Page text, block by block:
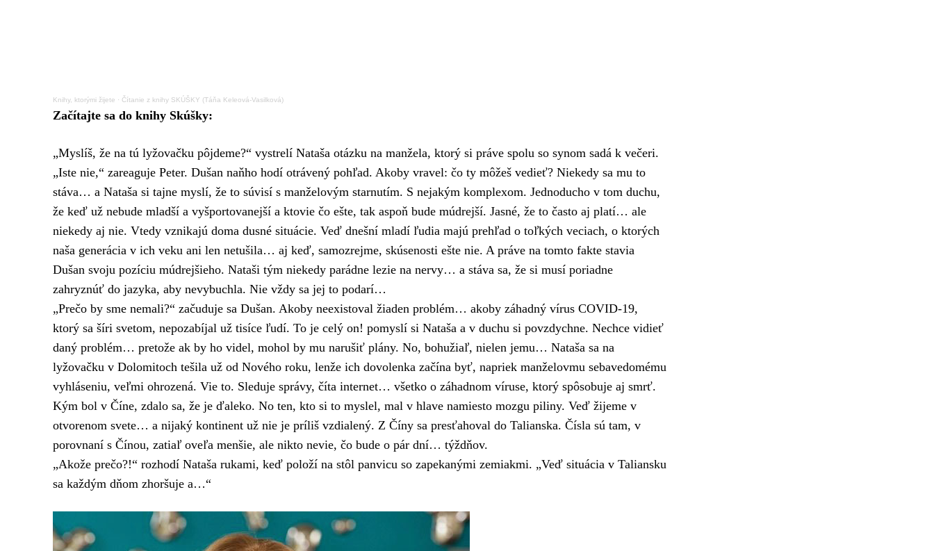
Knihy, ktorými žijete · Čítanie z knihy SKÚŠKY (Táňa Keleová-Vasilková)
Začítajte sa do knihy Skúšky:
„Myslíš, že na tú lyžovačku pôjdeme?“ vystrelí Nataša otázku na manžela, ktorý si práve spolu so synom sadá k večeri.
„Iste nie,“ zareaguje Peter. Dušan naňho hodí otrávený pohľad. Akoby vravel: čo ty môžeš vedieť? Niekedy sa mu to
stáva… a Nataša si tajne myslí, že to súvisí s manželovým starnutím. S nejakým komplexom. Jednoducho v tom duchu,
že keď už nebude mladší a vyšportovanejší a ktovie čo ešte, tak aspoň bude múdrejší. Jasné, že to často aj platí… ale
niekedy aj nie. Vtedy vznikajú doma dusné situácie. Veď dnešní mladí ľudia majú prehľad o toľkých veciach, o ktorých
naša generácia v ich veku ani len netušila… aj keď, samozrejme, skúsenosti ešte nie. A práve na tomto fakte stavia
Dušan svoju pozíciu múdrejšieho. Nataši tým niekedy parádne lezie na nervy… a stáva sa, že si musí poriadne
zahryznúť do jazyka, aby nevybuchla. Nie vždy sa jej to podarí…
„Prečo by sme nemali?“ začuduje sa Dušan. Akoby neexistoval žiaden problém… akoby záhadný vírus COVID-19,
ktorý sa šíri svetom, nepozabíjal už tisíce ľudí. To je celý on! pomyslí si Nataša a v duchu si povzdychne. Nechce vidieť
daný problém… pretože ak by ho videl, mohol by mu narušiť plány. No, bohužiaľ, nielen jemu… Nataša sa na
lyžovačku v Dolomitoch tešila už od Nového roku, lenže ich dovolenka začína byť, napriek manželovmu sebavedomému
vyhláseniu, veľmi ohrozená. Vie to. Sleduje správy, číta internet… všetko o záhadnom víruse, ktorý spôsobuje aj smrť.
Kým bol v Číne, zdalo sa, že je ďaleko. No ten, kto si to myslel, mal v hlave namiesto mozgu piliny. Veď žijeme v
otvorenom svete… a nijaký kontinent už nie je príliš vzdialený. Z Číny sa presťahoval do Talianska. Čísla sú tam, v
porovnaní s Čínou, zatiaľ oveľa menšie, ale nikto nevie, čo bude o pár dní… týždňov.
„Akože prečo?!“ rozhodí Nataša rukami, keď položí na stôl panvicu so zapekanými zemiakmi. „Veď situácia v Taliansku
sa každým dňom zhoršuje a…“